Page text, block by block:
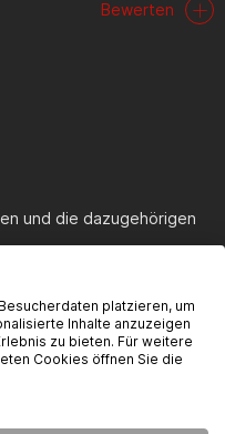
> Bremssystem >
Bewerten
und die dazugehörigen
platzieren, um
Inhalte anzuzeigen
zu bieten. Für weitere
Cookies öffnen Sie die